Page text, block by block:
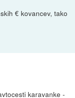
€ kovancev, tako
karavanke -